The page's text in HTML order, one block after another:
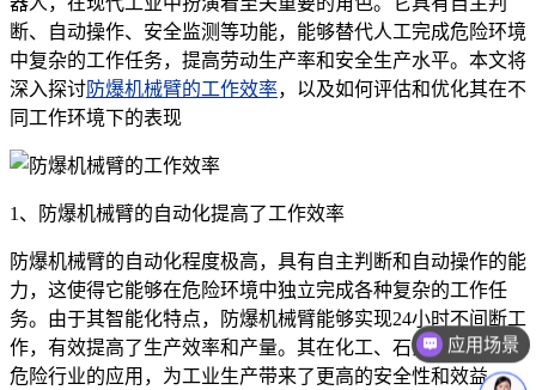
断、自动操作、安全监测等功能，能够替代人工完成危险环境
中复杂的工作任务，提高劳动生产率和安全生产水平。本文将
深入探讨防爆机械臂的工作效率，以及如何评估和优化其在不
同工作环境下的表现
1、防爆机械臂的自动化提高了工作效率
防爆机械臂的自动化程度极高，具有自主判断和自动操作的能
力，这使得它能够在危险环境中独立完成各种复杂的工作任
务。由于其智能化特点，防爆机械臂能够实现24小时不间断工
作，有效提高了生产效率和产量。其在化工、石油、天然气等
危险行业的应用，为工业生产带来了更高的安全性和效益。
应用场景
价格咨询